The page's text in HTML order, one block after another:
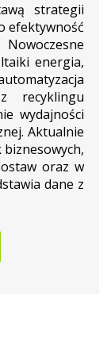
strategii
efektywność
energia,
recyklingu
wydajności
Aktualnie
oraz w
dane z